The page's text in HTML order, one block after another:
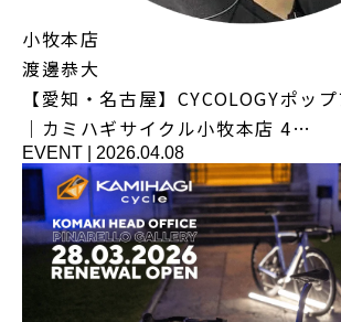
小牧本店
渡邊恭大
【愛知・名古屋】CYCOLOGYポッ
｜カミハギサイクル小牧本店 4…
EVENT 2026.04.08